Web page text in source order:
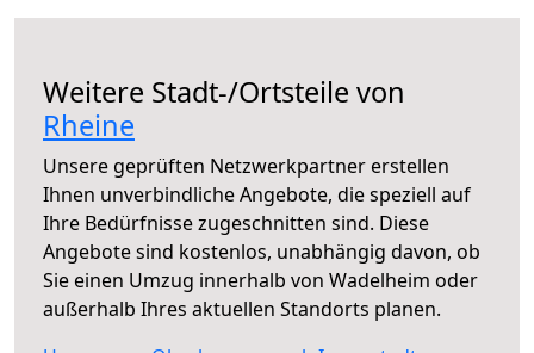
Weitere Stadt-/Ortsteile von
Rheine
Unsere geprüften Netzwerkpartner erstellen
Ihnen unverbindliche Angebote, die speziell auf
Ihre Bedürfnisse zugeschnitten sind. Diese
Angebote sind kostenlos, unabhängig davon, ob
Sie einen Umzug innerhalb von Wadelheim oder
außerhalb Ihres aktuellen Standorts planen.